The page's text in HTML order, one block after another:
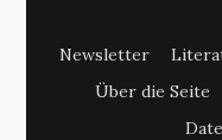
Newsletter
Über die Seite